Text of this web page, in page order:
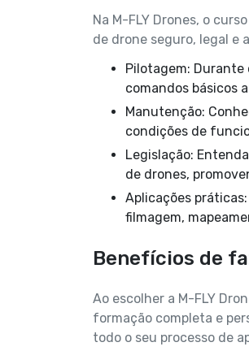
Na M-FLY Drones, o
de drone seguro, legal e
Pilotagem: Durante o curso, você aprenderá as técnicas de pilotagem de drones, desde os
comandos básicos
Manutenção: Conheça os cuidados necessários para manter seu equipamento em perfeitas
condições de
Legislação: Entenda todas as normas e regulamentações da ANAC, DECEA e ANATEL para voos
de drones,
Aplicações práticas: Explore as diversas aplicações práticas dos drones, como fotografia,
filmagem,
Benefícios de
Ao escolher a M-FLY
formação completa e
todo o seu processo de